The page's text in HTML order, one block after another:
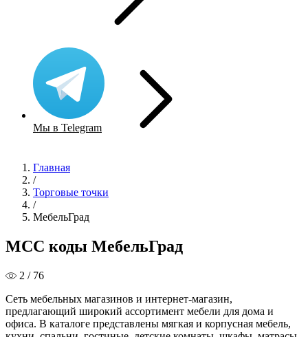
Мы в Telegram
Главная
/
Торговые точки
/
МебельГрад
MCC коды МебельГрад
2 / 76
Сеть мебельных магазинов и интернет-магазин,
предлагающий широкий ассортимент мебели для дома и
офиса. В каталоге представлены мягкая и корпусная мебель,